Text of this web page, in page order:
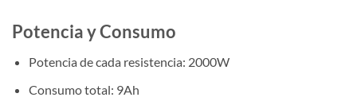
Potencia y Consumo
Potencia de cada resistencia: 2000W
Consumo total: 9Ah